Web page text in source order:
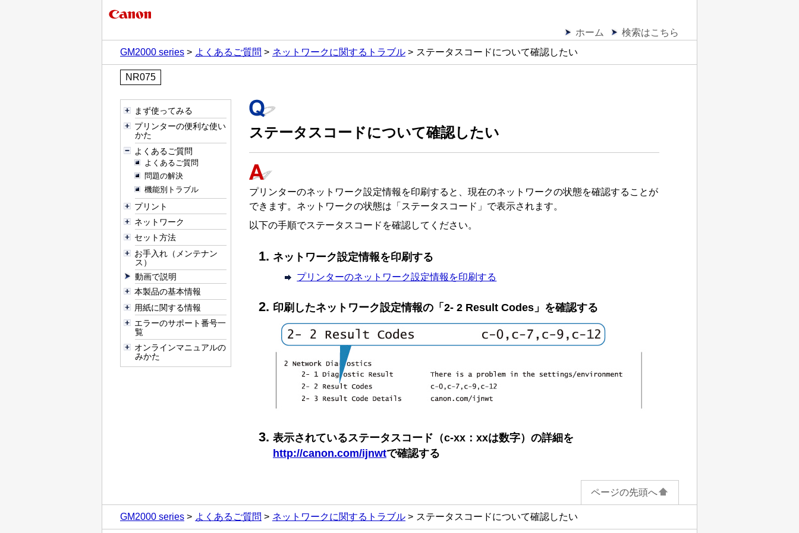
ホーム
検索はこちら
GM2000 series
よくあるご質問 ネットワークに関するトラブル ステータスコードについて確認したい
NR075
まず使ってみる
プリンターの便利な使い
かた
よくあるご質問
よくあるご質問
問題の解決
機能別トラブル
プリント
ネットワーク
セット方法
お手入れ（メンテナン
ス）
動画で説明
本製品の基本情報
用紙に関する情報
エラーのサポート番号一
覧
オンラインマニュアルの
みかた
ステータスコードについて確認したい
プリンターのネットワーク設定情報を印刷すると、現在のネットワークの状態を確認することが
できます。ネットワークの状態は「ステータスコード」で表示されます。
以下の手順でステータスコードを確認してください。
ネットワーク設定情報を印刷する
プリンターのネットワーク設定情報を印刷する
印刷したネットワーク設定情報の「2- 2 Result Codes」を確認する
表示されているステータスコード（c-xx：xxは数字）の詳細を
http://canon.com/ijnwtで確認する
ページの先頭へ
GM2000 series よくあるご質問 ネットワークに関するトラブル ステータスコードについて確認したい